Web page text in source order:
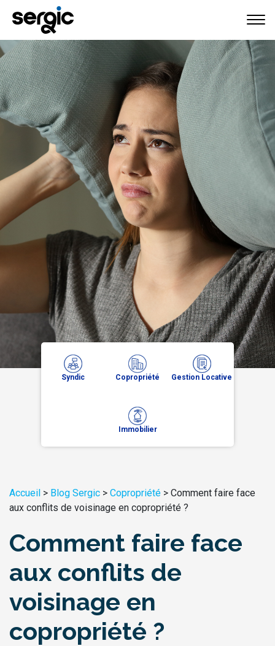
Syndic Copropriété Gestion Locative
Immobilier
Accueil > Blog Sergic > Copropriété > Comment faire face
aux conflits de voisinage en copropriété ?
Comment faire face
aux conflits de
voisinage en
copropriété ?